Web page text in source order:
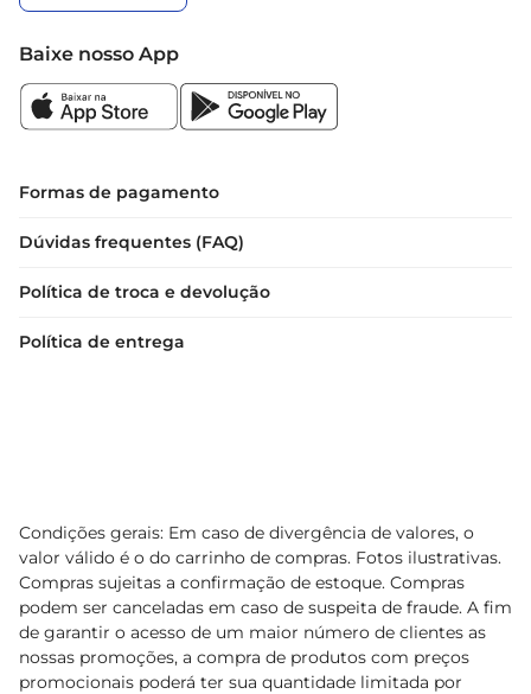
Baixe nosso App
Formas de pagamento
Dúvidas frequentes (FAQ)
Política de troca e devolução
Política de entrega
Condições gerais: Em caso de divergência de valores, o
valor válido é o do carrinho de compras. Fotos ilustrativas.
Compras sujeitas a confirmação de estoque. Compras
podem ser canceladas em caso de suspeita de fraude. A fim
de garantir o acesso de um maior número de clientes as
nossas promoções, a compra de produtos com preços
promocionais poderá ter sua quantidade limitada por